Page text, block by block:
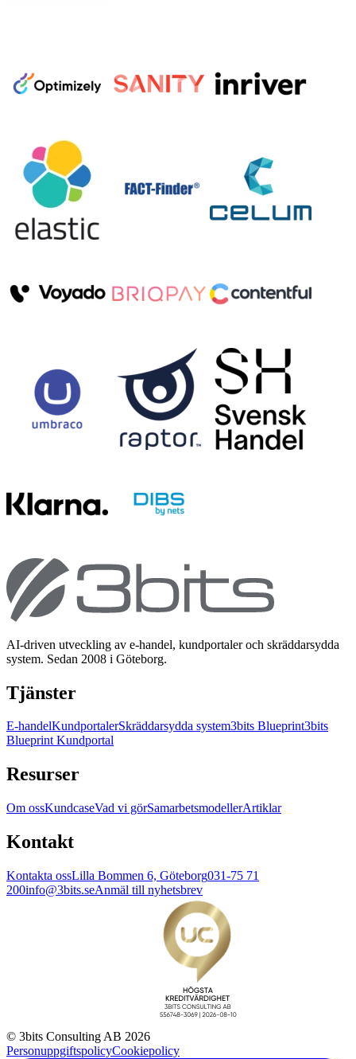
AI-driven utveckling av e-handel, kundportaler och skräddarsydda
system. Sedan 2008 i Göteborg.
Tjänster
E-handelKundportalerSkräddarsydda system3bits Blueprint3bits
Blueprint Kundportal
Resurser
Om ossKundcaseVad vi görSamarbetsmodellerArtiklar
Kontakt
Kontakta ossLilla Bommen 6, Göteborg031-75 71
200info@3bits.seAnmäl till nyhetsbrev
© 3bits Consulting AB 2026
PersonuppgiftspolicyCookiepolicy